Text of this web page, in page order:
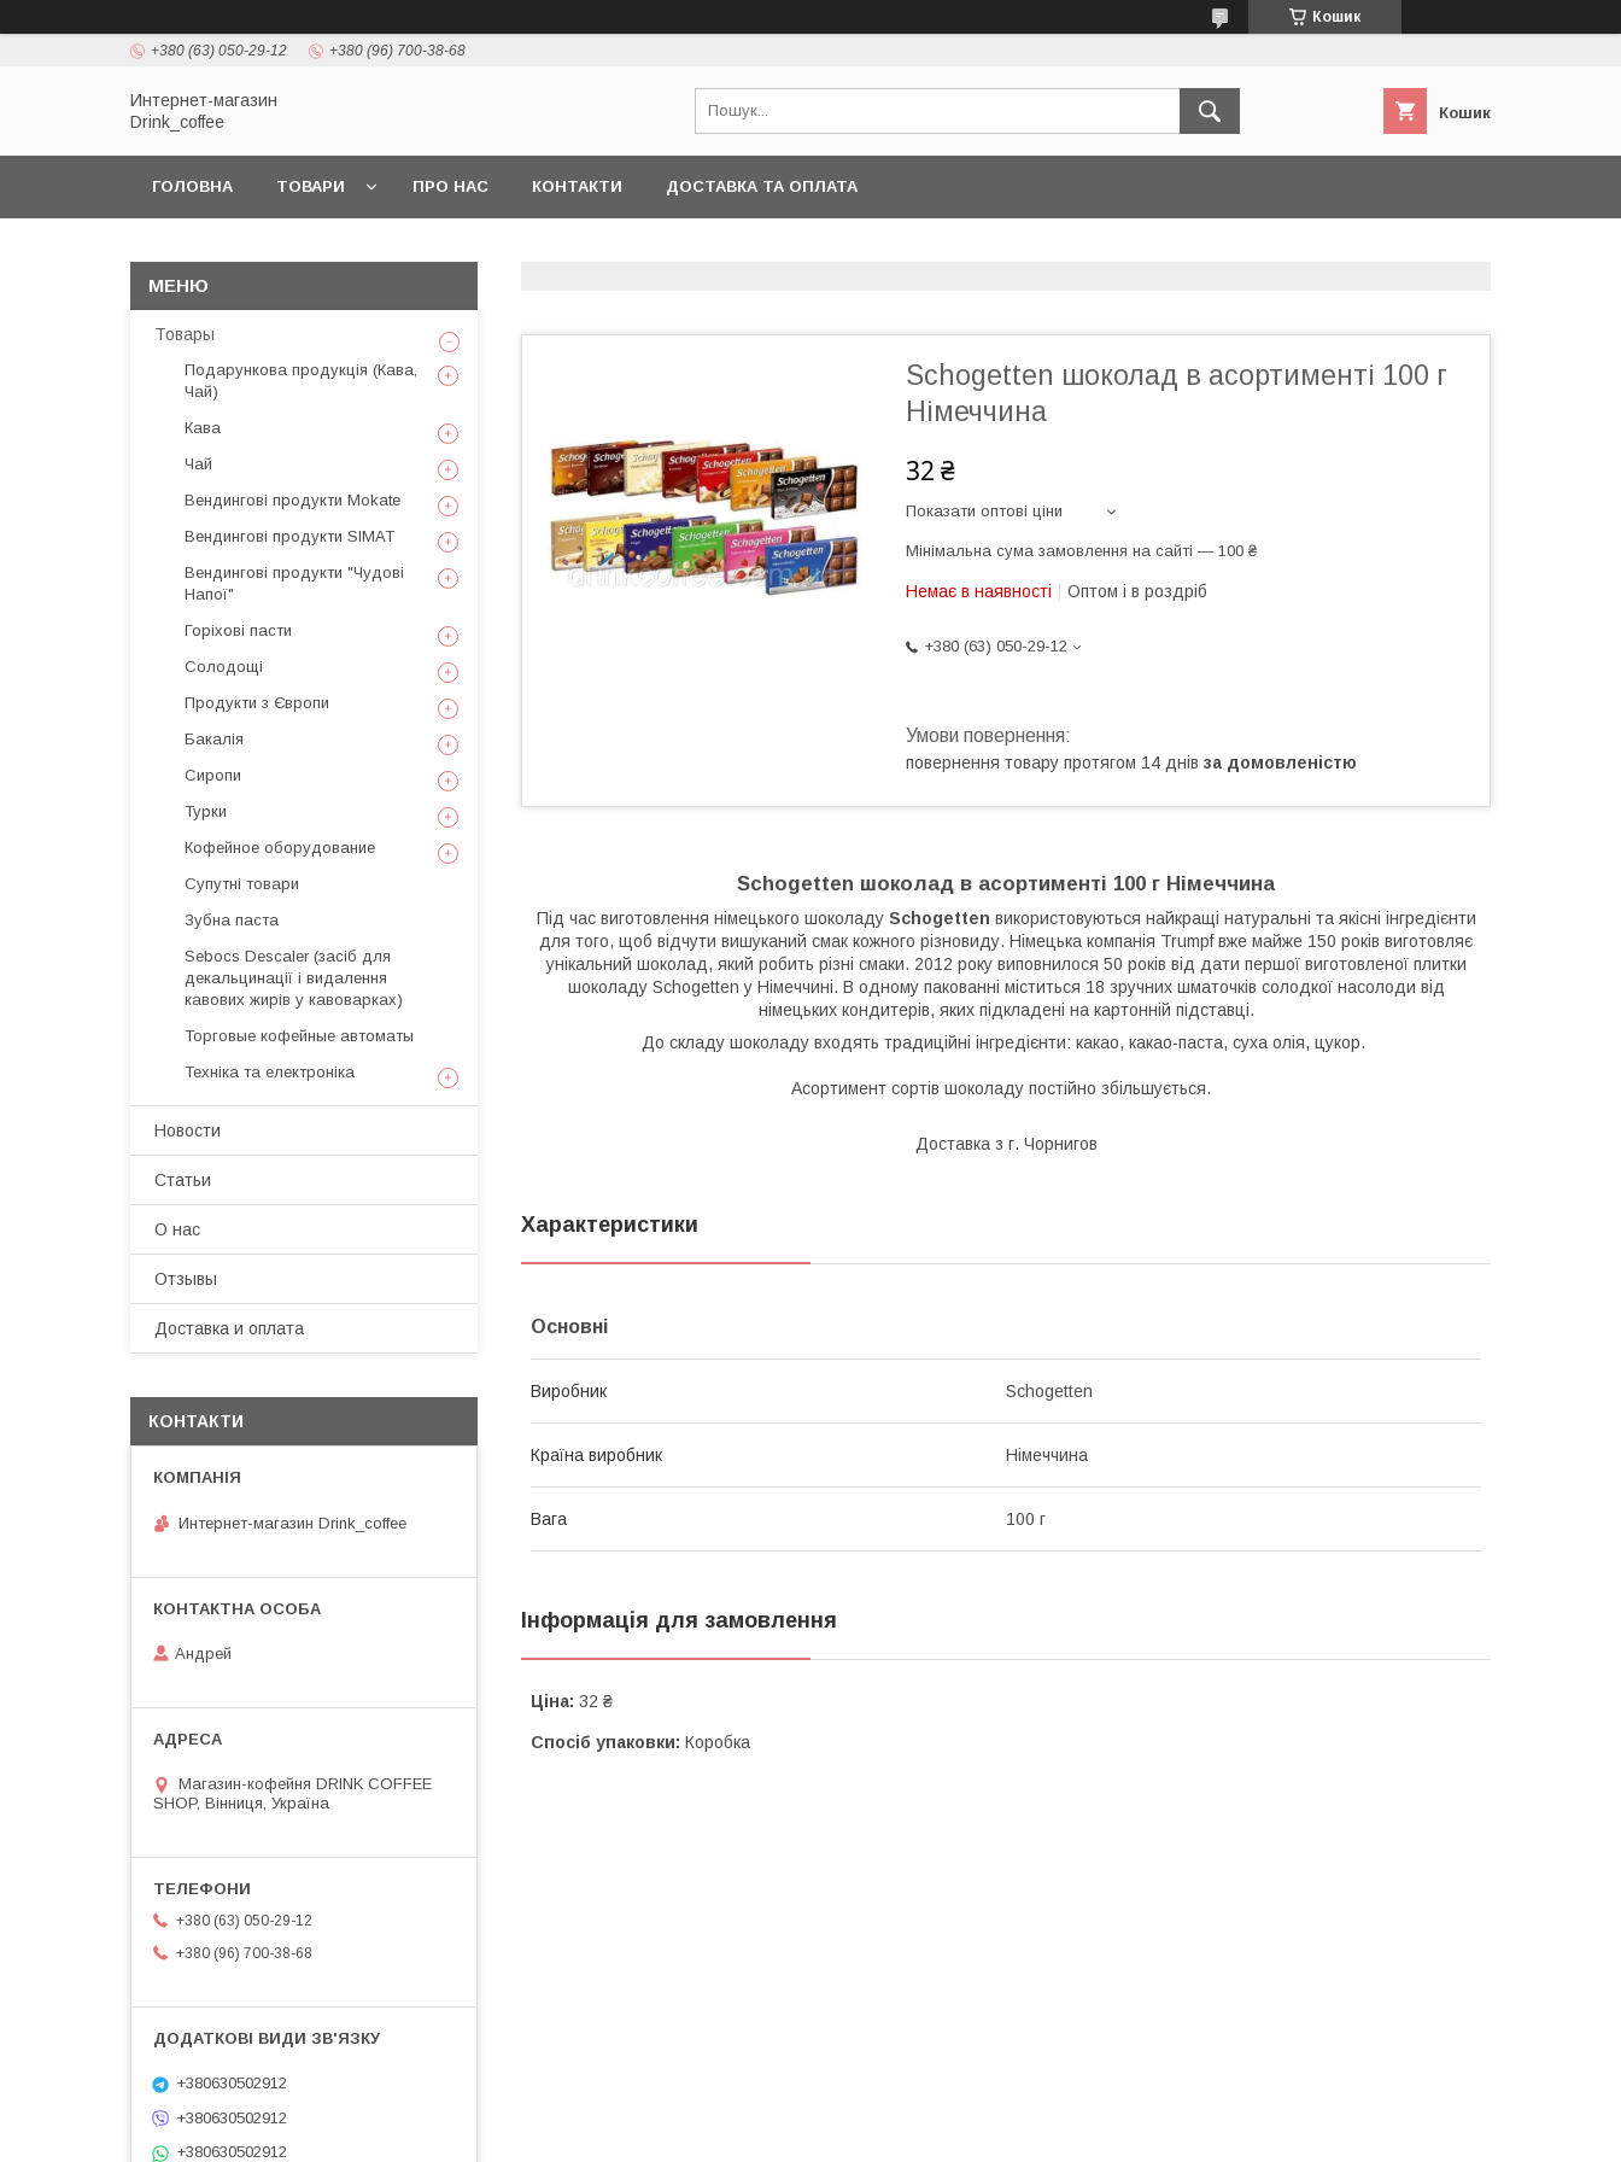
Кошик
+380 (63) 050-29-12 +380 (96) 700-38-68
Интернет-магазин
Drink_coffee
Кошик
ГОЛОВНА ТОВАРИ ПРО НАС КОНТАКТИ ДОСТАВКА ТА ОПЛАТА
Schogetten шоколад в асортименті 100 г
Німеччина
32 ₴
Показати оптові ціни
Мінімальна сума замовлення на сайті — 100 ₴
Немає в наявності Оптом і в роздріб
+380 (63) 050-29-12
повернення товару протягом 14 днів за домовленістю
Schogetten шоколад в асортименті 100 г Німеччина
Під час виготовлення німецького шоколаду Schogetten використовуються найкращі натуральні та якісні інгредієнти
для того, щоб відчути вишуканий смак кожного різновиду. Німецька компанія Trumpf вже майже 150 років виготовляє
унікальний шоколад, який робить різні смаки. 2012 року виповнилося 50 років від дати першої виготовленої плитки
шоколаду Schogetten у Німеччині. В одному пакованні міститься 18 зручних шматочків солодкої насолоди від
німецьких кондитерів, яких підкладені на картонній підставці.
До складу шоколаду входять традиційні інгредієнти: какао, какао-паста, суха олія, цукор.
Асортимент сортів шоколаду постійно збільшується.
Доставка з г. Чорнигов
Характеристики
Основні
Виробник Schogetten
Країна виробник Німеччина
Вага 100 г
Інформація для замовлення
Ціна: 32 ₴
Спосіб упаковки: Коробка
Товары
Подарункова продукція (Кава,
Чай)
Кава
Чай
Вендингові продукти Mokate
Вендингові продукти SIMAT
Вендингові продукти "Чудові
Напої"
Горіхові пасти
Солодощі
Продукти з Європи
Бакалія
Сиропи
Турки
Кофейное оборудование
Супутні товари
Зубна паста
Sebocs Descaler (засіб для
декальцинації і видалення
кавових жирів у кавоварках)
Торговые кофейные автоматы
Техніка та електроніка
Новости
Статьи
О нас
Отзывы
Доставка и оплата
КОНТАКТИ
Интернет-магазин Drink_coffee
Андрей
Магазин-кофейня DRINK COFFEE
SHOP, Вінниця, Україна
+380 (63) 050-29-12
+380 (96) 700-38-68
+380630502912
+380630502912
+380630502912